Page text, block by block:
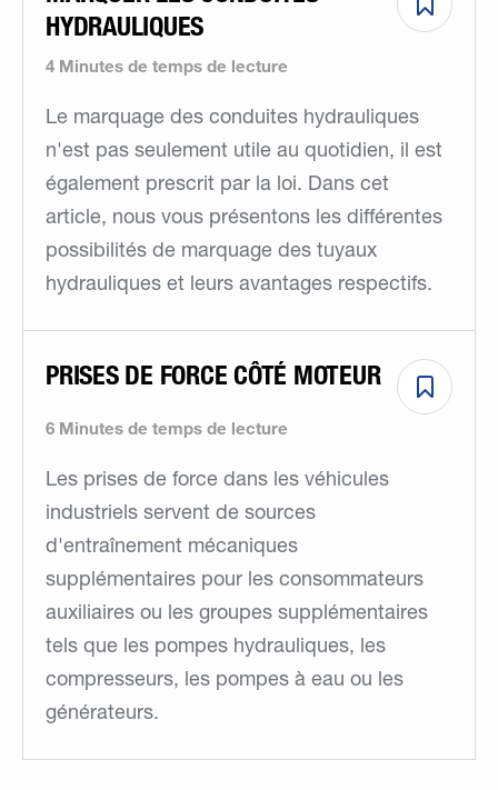
4 Minutes de temps de lecture
HYDRAULIQUES
Le marquage des conduites hydrauliques
n'est pas seulement utile au quotidien, il est
également prescrit par la loi. Dans cet
article, nous vous présentons les différentes
possibilités de marquage des tuyaux
hydrauliques et leurs avantages respectifs.
6 Minutes de temps de lecture
PRISES DE FORCE CÔTÉ MOTEUR
Les prises de force dans les véhicules
industriels servent de sources
d'entraînement mécaniques
supplémentaires pour les consommateurs
auxiliaires ou les groupes supplémentaires
tels que les pompes hydrauliques, les
compresseurs, les pompes à eau ou les
générateurs.